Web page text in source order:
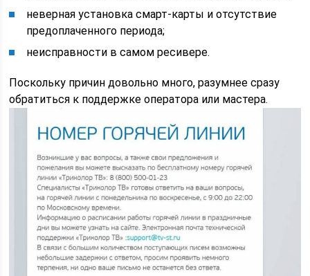
неверная установка смарт-карты и отсутствие
предоплаченного периода;
неисправности в самом ресивере.
Поскольку причин довольно много, разумнее сразу
обратиться к поддержке оператора или мастера.